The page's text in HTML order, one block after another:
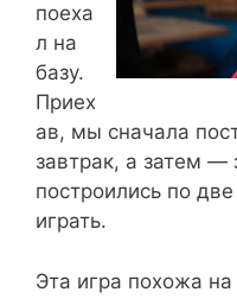
поеха
л на
базу.
Приех
ав, мы сначала
завтрак, а затем
построились по
играть.
Эта игра похожа